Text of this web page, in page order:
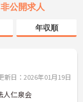
非公開求人
年収順
新日：2026年01月19日
人仁泉会